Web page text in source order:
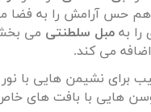
حس آرامش را به فضا
را به مبل سلطنتی می
می کند.
برای نشیمن هایی با
هایی با بافت های